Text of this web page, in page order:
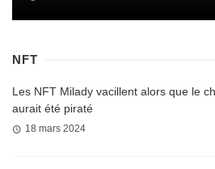
NFT
Les NFT Milady vacillent alors que le
aurait été piraté
18 mars 2024